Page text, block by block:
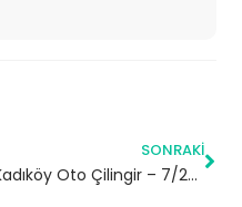
SONRAKI
Kadıköy Oto Çilingir – 7/24 Acil Servis